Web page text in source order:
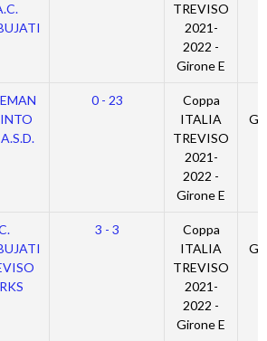
TREVISO
2021-
2022 -
Girone E
0 - 23
Coppa
ITALIA
TREVISO
2021-
2022 -
Girone E
3 - 3
Coppa
ITALIA
TREVISO
2021-
2022 -
Girone E